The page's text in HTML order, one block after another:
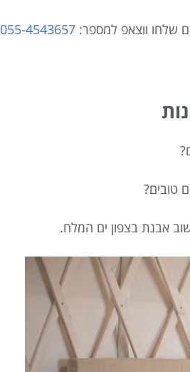
055-4543657
טובים?
אבנת בצפון ים המלח.